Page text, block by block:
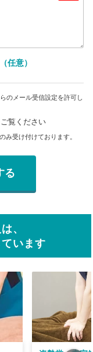
任意）
のメール受信設定を許可し
覧ください
み受け付けております。
、
います